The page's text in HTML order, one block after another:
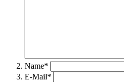
Name*
E-Mail*